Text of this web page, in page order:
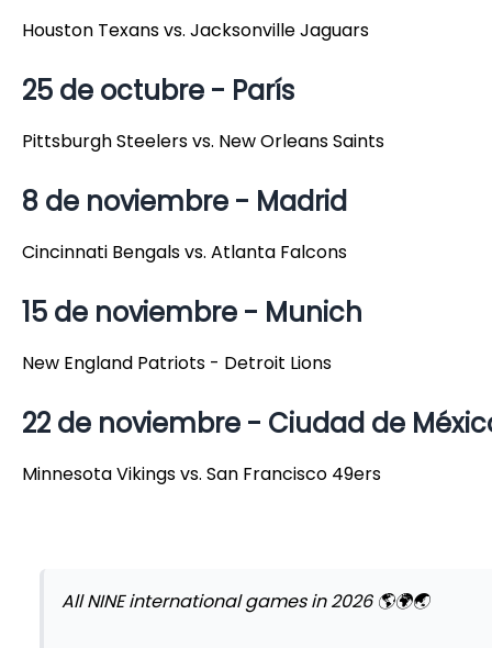
Houston Texans vs. Jacksonville Jaguars
25 de octubre - París
Pittsburgh Steelers vs. New Orleans Saints
8 de noviembre - Madrid
Cincinnati Bengals vs. Atlanta Falcons
15 de noviembre - Munich
New England Patriots - Detroit Lions
22 de noviembre - Ciudad de
Minnesota Vikings vs. San Francisco 49ers
All NINE international games in 2026 🌎🌍🌏